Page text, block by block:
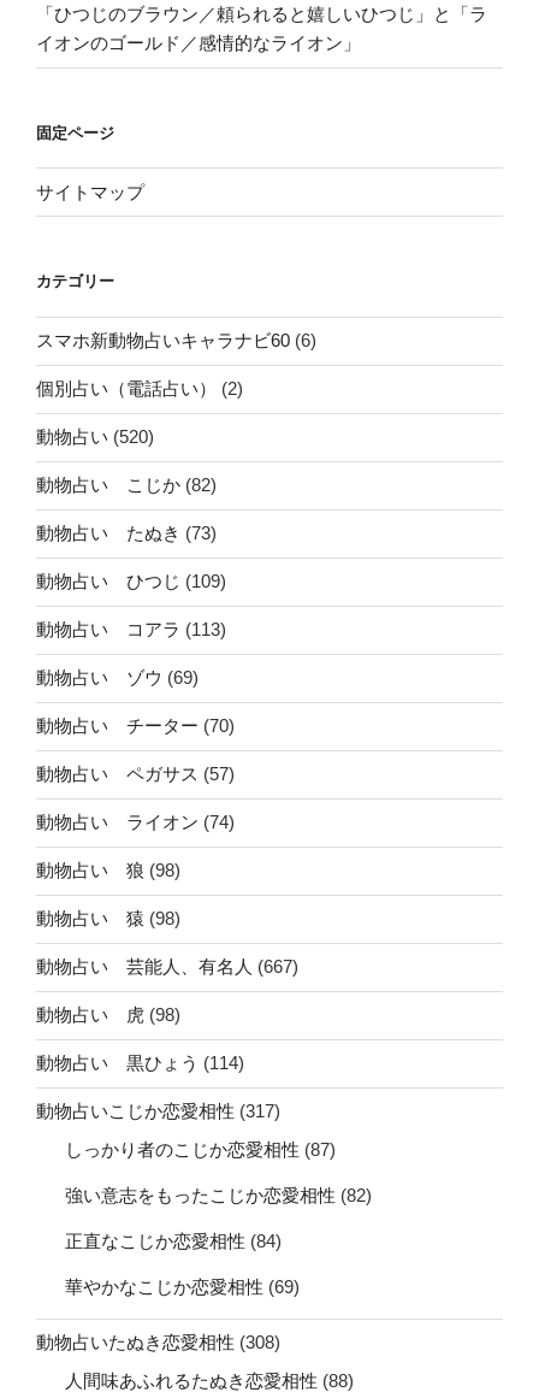
「ひつじのブラウン／頼られると嬉しいひつじ」と「ラ
イオンのゴールド／感情的なライオン」
固定ページ
サイトマップ
カテゴリー
スマホ新動物占いキャラナビ60 (6)
個別占い（電話占い） (2)
動物占い (520)
動物占い こじか (82)
動物占い たぬき (73)
動物占い ひつじ (109)
動物占い コアラ (113)
動物占い ゾウ (69)
動物占い チーター (70)
動物占い ペガサス (57)
動物占い ライオン (74)
動物占い 狼 (98)
動物占い 猿 (98)
動物占い 芸能人、有名人 (667)
動物占い 虎 (98)
動物占い 黒ひょう (114)
動物占いこじか恋愛相性 (317)
しっかり者のこじか恋愛相性 (87)
強い意志をもったこじか恋愛相性 (82)
正直なこじか恋愛相性 (84)
華やかなこじか恋愛相性 (69)
動物占いたぬき恋愛相性 (308)
人間味あふれるたぬき恋愛相性 (88)